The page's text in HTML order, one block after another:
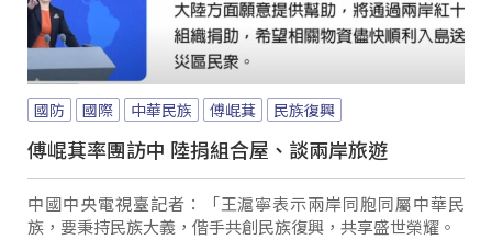
國防 國際 中華民族 傅崐萁 民族復興
傅崐萁率團訪中 陸捐組合屋、談兩岸旅遊
中國中央電視臺記者：「王滬寧表示兩岸同胞同屬中華民
族，要秉持民族大義，偕手共創民族復興，共享盛世榮耀。